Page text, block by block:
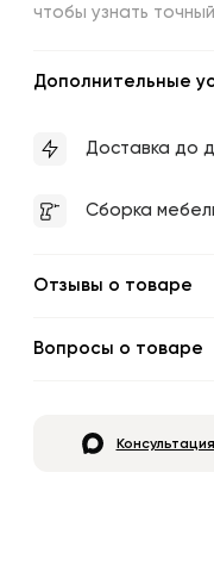
чтобы узнать
Дополнительные
Доставка до
Сборка
Отзывы о товаре
Вопросы о товаре
Консультация